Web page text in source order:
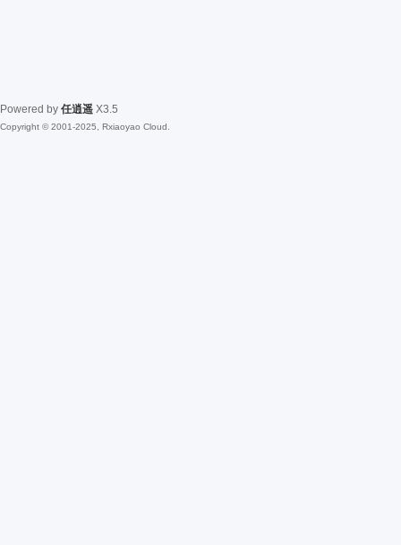
Powered by 任逍遥 X3.5
Copyright © 2001-2025, Rxiaoyao Cloud.